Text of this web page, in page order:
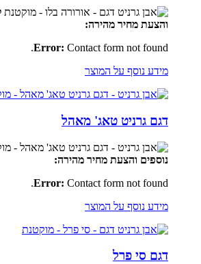
והצעת מחיר מהירה:
Error: Contact form not found.
מידע נוסף על המוצר
דגם גרניט טאג' מאהל
נוספים והצעת מחיר מהירה:
Error: Contact form not found.
מידע נוסף על המוצר
דגם סי פרל